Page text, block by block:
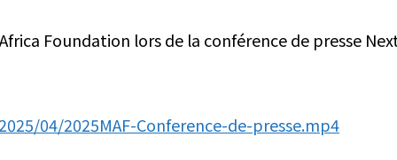
Foundation lors de la conférence de presse
04/2025MAF-Conference-de-presse.mp4